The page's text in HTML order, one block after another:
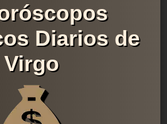
Diarios de
Virgo